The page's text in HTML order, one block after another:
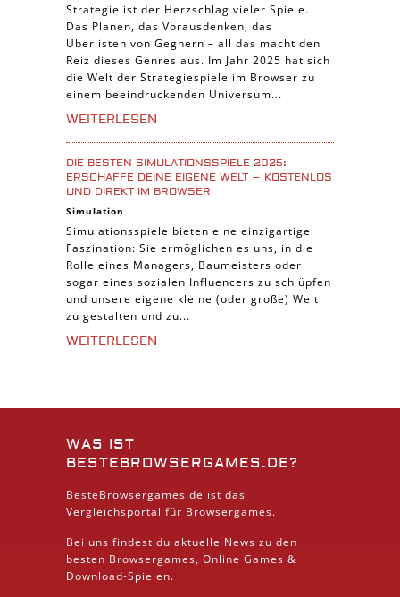
Strategie ist der Herzschlag vieler Spiele.
Das Planen, das Vorausdenken, das
Überlisten von Gegnern – all das macht den
Reiz dieses Genres aus. Im Jahr 2025 hat sich
die Welt der Strategiespiele im Browser zu
einem beeindruckenden Universum...
WEITERLESEN
DIE BESTEN SIMULATIONSSPIELE 2025:
ERSCHAFFE DEINE EIGENE WELT – KOSTENLOS
UND DIREKT IM BROWSER
Simulation
Simulationsspiele bieten eine einzigartige
Faszination: Sie ermöglichen es uns, in die
Rolle eines Managers, Baumeisters oder
sogar eines sozialen Influencers zu schlüpfen
und unsere eigene kleine (oder große) Welt
zu gestalten und zu...
WEITERLESEN
WAS IST
BESTEBROWSERGAMES.DE?
BesteBrowsergames.de ist das
Vergleichsportal für Browsergames.
Bei uns findest du aktuelle News zu den
besten Browsergames, Online Games &
Download-Spielen.